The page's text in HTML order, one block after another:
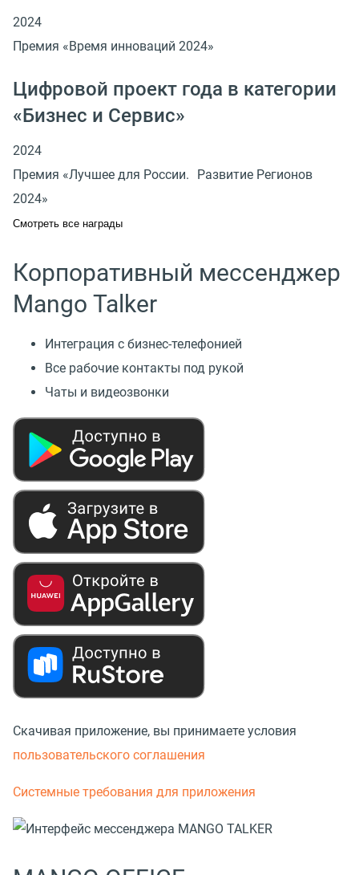
2024
Премия «Время инноваций 2024»
Цифровой проект года в категории
«Бизнес и Сервис»
2024
Премия «Лучшее для России. Развитие Регионов
2024»
Смотреть все награды
Корпоративный мессенджер
Mango Talker
Интеграция с бизнес-телефонией
Все рабочие контакты под рукой
Чаты и видеозвонки
Скачивая приложение, вы принимаете условия
пользовательского соглашения
Системные требования для приложения